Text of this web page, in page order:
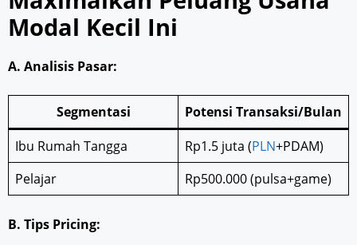
Modal Kecil Ini
A. Analisis Pasar:
Segmentasi
Potensi Transaksi/Bulan
Ibu Rumah Tangga
Rp1.5 juta (PLN+PDAM)
Pelajar
Rp500.000 (pulsa+game)
B. Tips Pricing: